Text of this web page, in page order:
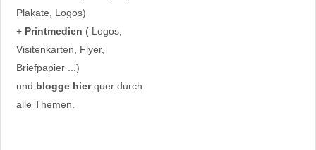
Plakate, Logos)
+ Printmedien ( Logos,
Visitenkarten, Flyer,
Briefpapier ...)
und blogge hierquer durch
alle Themen.